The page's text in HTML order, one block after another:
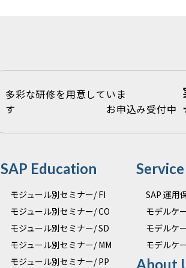
多彩な研修を用意していま
す お申込み受付中
SAP Education
モジュール別セミナー/ FI
モジュール別セミナー/ CO
モジュール別セミナー/ SD
モジュール別セミナー/ MM
モジュール別セミナー/ PP
Service
SAP 運用
モデルケ
モデルケ
モデルケ
About